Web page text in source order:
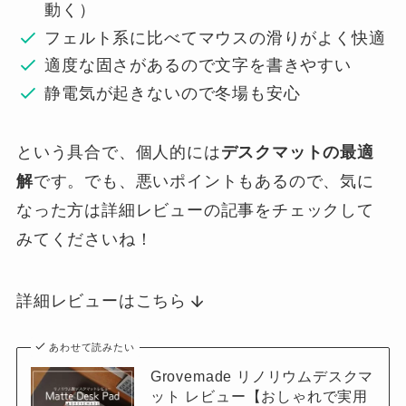
動く）
フェルト系に比べてマウスの滑りがよく快適
適度な固さがあるので文字を書きやすい
静電気が起きないので冬場も安心
という具合で、個人的にはデスクマットの最適
解です。でも、悪いポイントもあるので、気に
なった方は詳細レビューの記事をチェックして
みてくださいね！
詳細レビューはこちら
あわせて読みたい
Grovemade リノリウムデスクマ
ット レビュー【おしゃれで実用